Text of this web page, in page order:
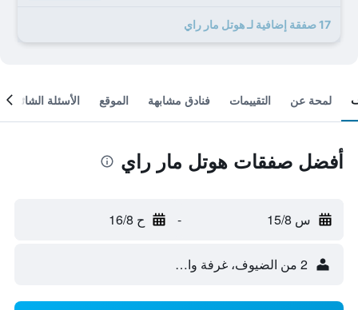
17 صفقة إضافية لـ هوتل مار راي
لمحة عن التقييمات فنادق مشابهة الموقع الأسئلة الشائعة
أفضل صفقات هوتل مار راي
س 15/8 - ح 16/8
2 من الضيوف، غرفة واحدة